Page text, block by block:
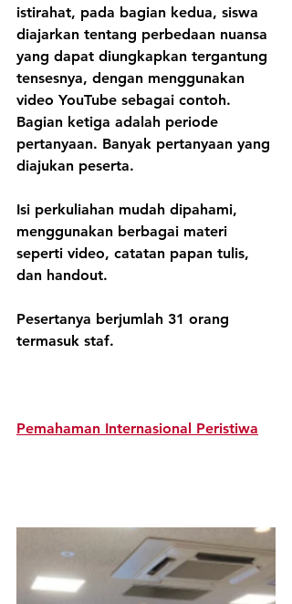
istirahat, pada bagian kedua, siswa
diajarkan tentang perbedaan nuansa
yang dapat diungkapkan tergantung
tensesnya, dengan menggunakan
video YouTube sebagai contoh.
Bagian ketiga adalah periode
pertanyaan. Banyak pertanyaan yang
diajukan peserta.
Isi perkuliahan mudah dipahami,
menggunakan berbagai materi
seperti video, catatan papan tulis,
dan handout.
Pesertanya berjumlah 31 orang
termasuk staf.
Pemahaman Internasional Peristiwa